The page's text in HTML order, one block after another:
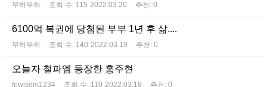
무하무하 조회 수: 115 2022.03.20 추천: 0
6100억 복권에 당첨된 부부 1년 후 삶....
무하무하 조회 수: 140 2022.03.19 추천: 0
오늘자 철파엠 등장한 홍주현
fpwjsem1234 조회 수: 110 2022.03.18 추천: 0